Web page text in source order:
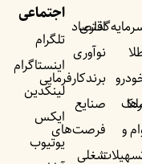
و
اقتصاد
نوآوری
برندکارفرمایی
صنایع
فرصت‌های
شغلی
اجتماعی
تلگرام
اینستاگرام
لینکدین
ایکس
یوتیوب